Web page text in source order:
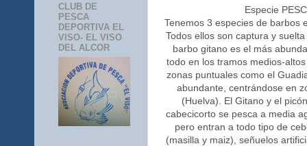
Especie
Tenemos 3 especies de barbos
Todos ellos son captura y
barbo gitano es el más
todo en los tramos medios-
zonas puntuales como el
abundante, centrándose en
(Huelva). El Gitano y el
cabecicorto se pesca a media
pero entran a todo tipo de
(masilla y maiz), señuelos
CLUB DE
PESCA
DEPORTIVA EL
VISO- EL VISO
DEL ALCOR